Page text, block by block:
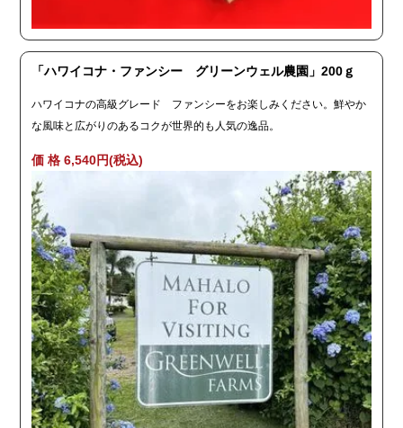
「ハワイコナ・ファンシー グリーンウェル農園」200ｇ
ハワイコナの高級グレード ファンシーをお楽しみください。鮮やか
な風味と広がりのあるコクが世界的も人気の逸品。
価 格 6,540円(税込)